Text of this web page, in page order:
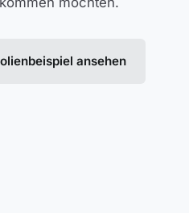
ansehen